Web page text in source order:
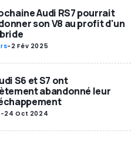
Audi RS7 pourrait
son V8 au profit d'un
- 2 Fév 2025
S6 et S7 ont
abandonné leur
-24 Oct 2024